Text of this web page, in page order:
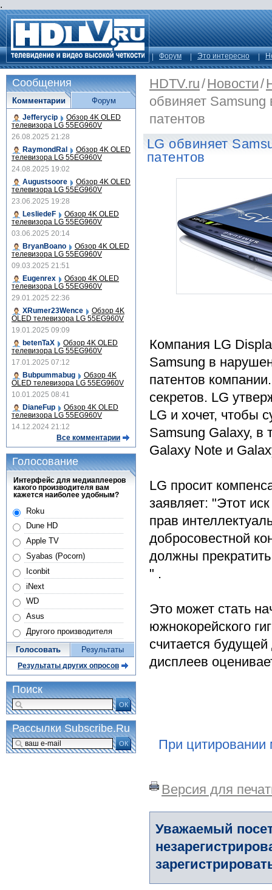
.
Форум Это интересно
HDTV.ru/Новости/
обвиняет
патентов
LG обвиняет
патентов
Компания LG
Samsung в
патентов
секретов. LG
LG и хочет, чтобы
Samsung Galaxy, в
Galaxy Note и
LG просит
заявляет: "Этот
прав
добросовестной
должны
" .
Это может стать
южнокорейского
считается
дисплеев
При цитировании
Версия для
Уважаемый
Сообщения
Комментарии
Jefferycip Обзор 4K OLED
телевизора LG 55EG960V
26.08.2025 21:28
RaymondRal
Обзор 4K OLED
телевизора LG 55EG960V
24.08.2025 19:02
Augustsoore
Обзор 4K OLED
телевизора LG 55EG960V
23.06.2025 19:28
LesliedeF
Обзор 4K OLED
телевизора LG 55EG960V
03.06.2025 20:14
BryanBoano
Обзор 4K OLED
телевизора LG 55EG960V
09.03.2025 21:51
Eugenrex
Обзор 4K OLED
телевизора LG 55EG960V
29.01.2025 22:36
XRumer23Wence
Обзор 4K
OLED телевизора LG 55EG960V
19.01.2025 09:09
betenTaX
Обзор 4K OLED
телевизора LG 55EG960V
17.01.2025 07:12
Bubpummabug
Обзор 4K
OLED телевизора LG 55EG960V
10.01.2025 08:41
DianeFup
Обзор 4K OLED
телевизора LG 55EG960V
14.12.2024 21:12
Все комментарии
Форум
Голосование
Интерфейс для медиаплееров
какого производителя вам
кажется наиболее удобным?
Roku
Dune HD
Apple TV
Syabas (Pocorn)
Iconbit
iNext
WD
Asus
Другого производителя
Голосовать Результаты
Результаты других опросов
Поиск
ОК
Рассылки Subscribe.Ru
ОК